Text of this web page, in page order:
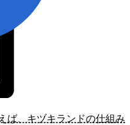
ば、キヅキランドの仕組み